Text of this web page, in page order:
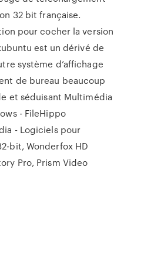
32 bit française.
pour cocher la version
est un dérivé de
système d’affichage
de bureau beaucoup
et séduisant Multimédia
- FileHippo
- Logiciels pour
bit, Wonderfox HD
Pro, Prism Video